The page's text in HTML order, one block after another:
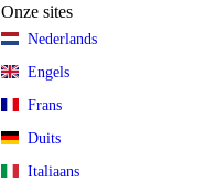
Onze sites
Nederlands
Engels
Frans
Duits
Italiaans